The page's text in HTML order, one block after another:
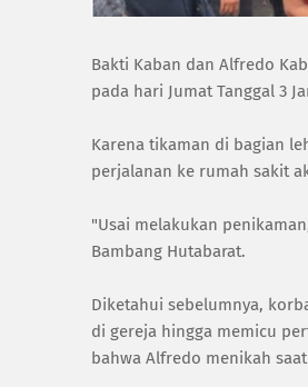
Bakti Kaban dan Alfredo
pada hari Jumat Tanggal 3
Karena tikaman di bagian
perjalanan ke rumah sakit
"Usai melakukan
Bambang Hutabarat.
Diketahui sebelumnya,
di gereja hingga memicu
bahwa Alfredo menikah